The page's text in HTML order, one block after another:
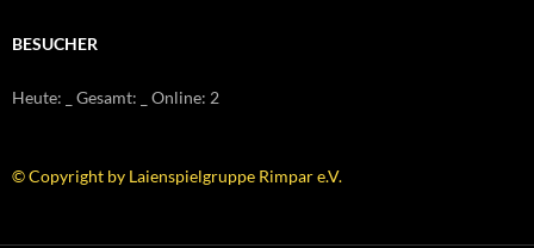
BESUCHER
Heute: Gesamt: Online: 2
© Copyright by Laienspielgruppe Rimpar e.V.